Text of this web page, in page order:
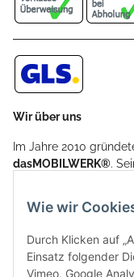
Wir über uns
Im Jahre 2010
dasMOBILWERK®.
ein Car Cover
Aufgrund der vielen
weitere Produkte, wie
Seine Reifenschoner
sind mit
Wie wir
Durch Klicken auf
Einsatz folgender
Vimeo, Google